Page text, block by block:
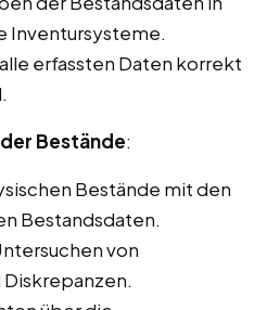
erfassten Daten korrekt
Bestände:
Bestände mit den
Bestandsdaten.
von